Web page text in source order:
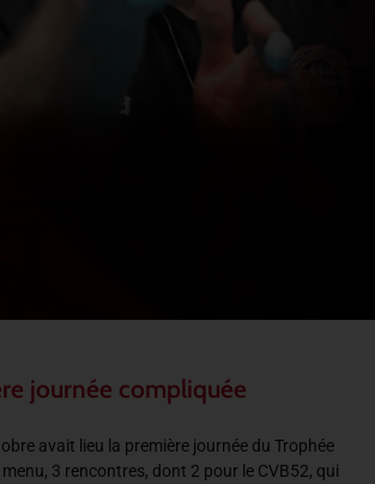
journée compliquée
avait lieu la première journée du Trophée
3 rencontres, dont 2 pour le CVB52, qui